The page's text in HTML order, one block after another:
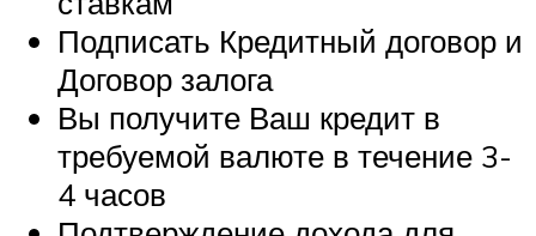
Подписать Кредитный договор и
Договор залога
Вы получите Ваш кредит в
требуемой валюте в течение 3-
4 часов